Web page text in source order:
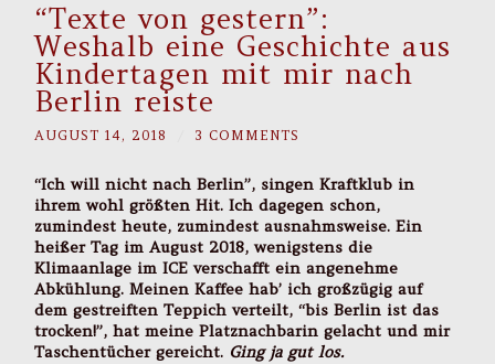
“Texte von gestern”:
Weshalb eine Geschichte aus
Kindertagen mit mir nach
Berlin reiste
AUGUST 14, 2018 3 COMMENTS
“Ich will nicht nach Berlin”, singen Kraftklub in
ihrem wohl größten Hit. Ich dagegen schon,
zumindest heute, zumindest ausnahmsweise. Ein
heißer Tag im August 2018, wenigstens die
Klimaanlage im ICE verschafft ein angenehme
Abkühlung. Meinen Kaffee hab’ ich großzügig auf
dem gestreiften Teppich verteilt, “bis Berlin ist das
trocken!”, hat meine Platznachbarin gelacht und mir
Taschentücher gereicht. Ging ja gut los.